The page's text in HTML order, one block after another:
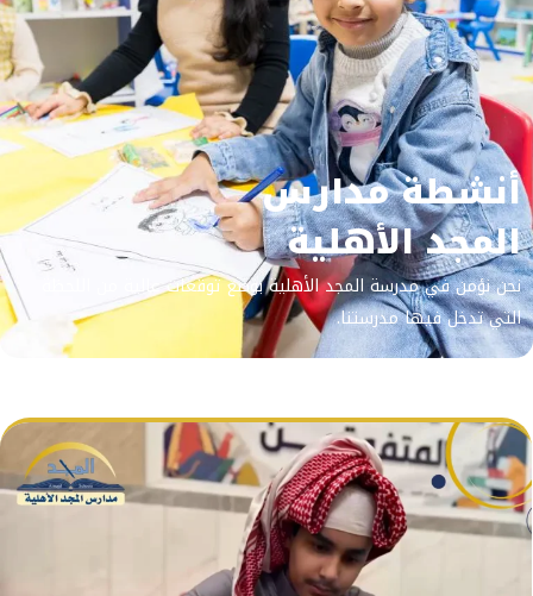
أنشطة مدارس
المجد الأهلية
نحن نؤمن في مدرسة المجد الأهلية بوضع توقعات عالية من اللحظة
التي تدخل فيها مدرستنا.